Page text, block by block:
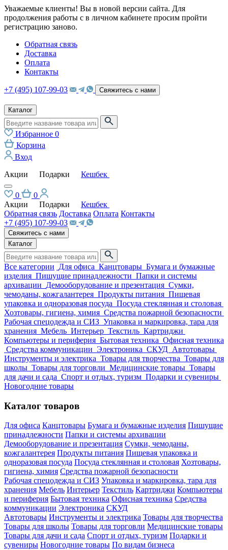
Уважаемые клиенты! Вы в новой версии сайта. Для
продолжения работы с в личном кабинете просим пройти
регистрацию заново.
Обратная связь
Доставка
Оплата
Контакты
+7 (495) 107-99-03 Свяжитесь с нами
Каталог
Избранное 0
Корзина
Вход
Акции
Подарки Кешбек
0
0
Акции
Подарки
Кешбек
Обратная связь Доставка Оплата Контакты
+7 (495) 107-99-03
Свяжитесь с нами
Каталог
Все категории Для офиса Канцтовары Бумага и бумажные
изделия Пишущие принадлежности Папки и системы
архивации Демооборудование и презентация Сумки,
чемоданы, кожгалантерея Продукты питания Пищевая
упаковка и одноразовая посуда Посуда стеклянная и столовая
Хозтовары, гигиена, химия Средства пожарной безопасности
Рабочая спецодежда и СИЗ Упаковка и маркировка, тара для
хранения Мебель Интерьер Текстиль Картриджи
Компьютеры и периферия Бытовая техника Офисная техника
Средства коммуникации Электроника СКУД Автотовары
Инструменты и электрика Товары для творчества Товары для
школы Товары для торговли Медицинские товары Товары
для дачи и сада Спорт и отдых, туризм Подарки и сувениры
Новогодние товары
Каталог товаров
Для офиса Канцтовары Бумага и бумажные изделия Пишущие
принадлежности Папки и системы архивации
Демооборудование и презентация Сумки, чемоданы,
кожгалантерея Продукты питания Пищевая упаковка и
одноразовая посуда Посуда стеклянная и столовая Хозтовары,
гигиена, химия Средства пожарной безопасности
Рабочая спецодежда и СИЗ Упаковка и маркировка, тара для
хранения Мебель Интерьер Текстиль Картриджи Компьютеры
и периферия Бытовая техника Офисная техника Средства
коммуникации Электроника СКУД
Автотовары Инструменты и электрика Товары для творчества
Товары для школы Товары для торговли Медицинские товары
Товары для дачи и сада Спорт и отдых, туризм Подарки и
сувениры Новогодние товары По видам бизнеса